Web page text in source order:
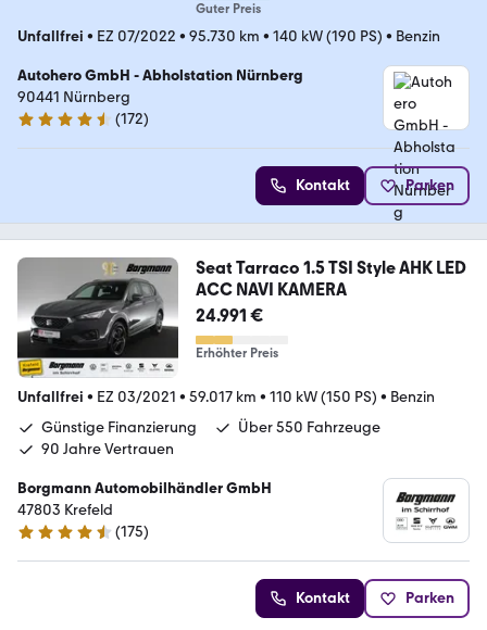
Guter Preis
Unfallfrei • EZ 07/2022 • 95.730 km • 140 kW (190 PS) • Benzin
Autohero GmbH - Abholstation Nürnberg
90441 Nürnberg
4.5 Sterne
(172)
Kontakt Parken
Seat Tarraco 1.5 TSI Style AHK LED
ACC NAVI KAMERA
24.991 €
Erhöhter Preis
Unfallfrei • EZ 03/2021 • 59.017 km • 110 kW (150 PS) • Benzin
Günstige Finanzierung
Über 550 Fahrzeuge
90 Jahre Vertrauen
Borgmann Automobilhändler GmbH
47803 Krefeld
4.5 Sterne
(175)
Kontakt Parken